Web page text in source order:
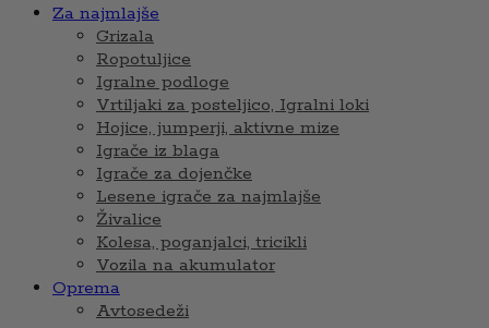
Za najmlajše
Grizala
Ropotuljice
Igralne podloge
Vrtiljaki za posteljico, Igralni loki
Hojice, jumperji, aktivne mize
Igrače iz blaga
Igrače za dojenčke
Lesene igrače za najmlajše
Živalice
Kolesa, poganjalci, tricikli
Vozila na akumulator
Oprema
Avtosedeži